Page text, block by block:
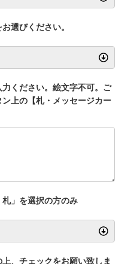
選びください。
ください。絵文字不可。ご
上の【札・メッセージカー
」を選択の方のみ
、チェックをお願い致しま